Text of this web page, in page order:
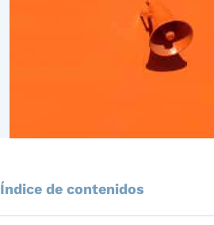
Índice de contenidos